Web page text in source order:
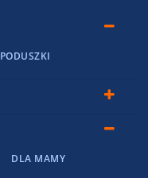
PODUSZKI
DLA MAMY